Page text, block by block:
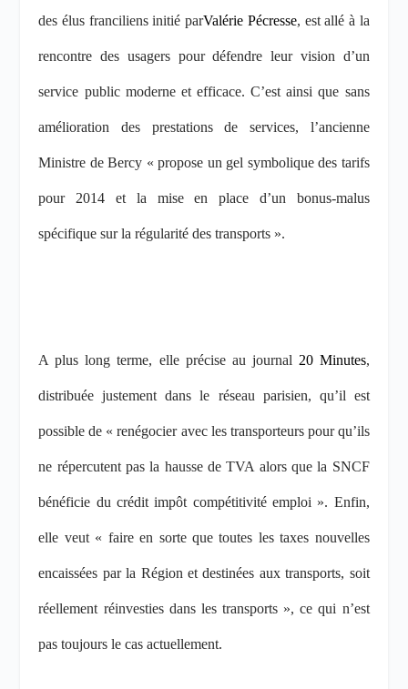
des élus franciliens initié parValérie Pécresse, est allé à la
rencontre des usagers pour défendre leur vision d’un
service public moderne et efficace. C’est ainsi que sans
amélioration des prestations de services, l’ancienne
Ministre de Bercy « propose un gel symbolique des tarifs
pour 2014 et la mise en place d’un bonus-malus
spécifique sur la régularité des transports ».
A plus long terme, elle précise au journal 20 Minutes,
distribuée justement dans le réseau parisien, qu’il est
possible de « renégocier avec les transporteurs pour qu’ils
ne répercutent pas la hausse de TVA alors que la SNCF
bénéficie du crédit impôt compétitivité emploi ». Enfin,
elle veut « faire en sorte que toutes les taxes nouvelles
encaissées par la Région et destinées aux transports, soit
réellement réinvesties dans les transports », ce qui n’est
pas toujours le cas actuellement.